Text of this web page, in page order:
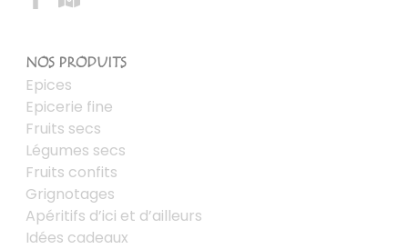
NOS PRODUITS
Epices
Epicerie fine
Fruits secs
Légumes secs
Fruits confits
Grignotages
Apéritifs d’ici et d’ailleurs
Idées cadeaux